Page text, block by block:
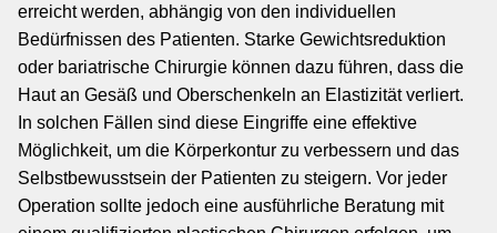
erreicht werden, abhängig von den individuellen
Bedürfnissen des Patienten. Starke Gewichtsreduktion
oder bariatrische Chirurgie können dazu führen, dass die
Haut an Gesäß und Oberschenkeln an Elastizität verliert.
In solchen Fällen sind diese Eingriffe eine effektive
Möglichkeit, um die Körperkontur zu verbessern und das
Selbstbewusstsein der Patienten zu steigern. Vor jeder
Operation sollte jedoch eine ausführliche Beratung mit